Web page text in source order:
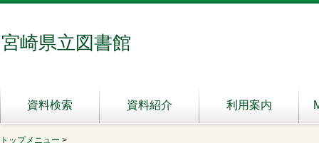
宮崎県立図書館
資料検索 資料紹介 利用案内
トップメニュー >